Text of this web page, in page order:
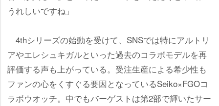
うれしいですね」
4thシリーズの始動を受けて、SNSでは特にアルトリ
アやエレシュキガルといった過去のコラボモデルを再
評価する声も上がっている。受注生産による希少性も
ファンの心をくすぐる要因となっているSeiko×FGOコ
ラボウオッチ。中でもバーゲストは第2部で輝いたサー